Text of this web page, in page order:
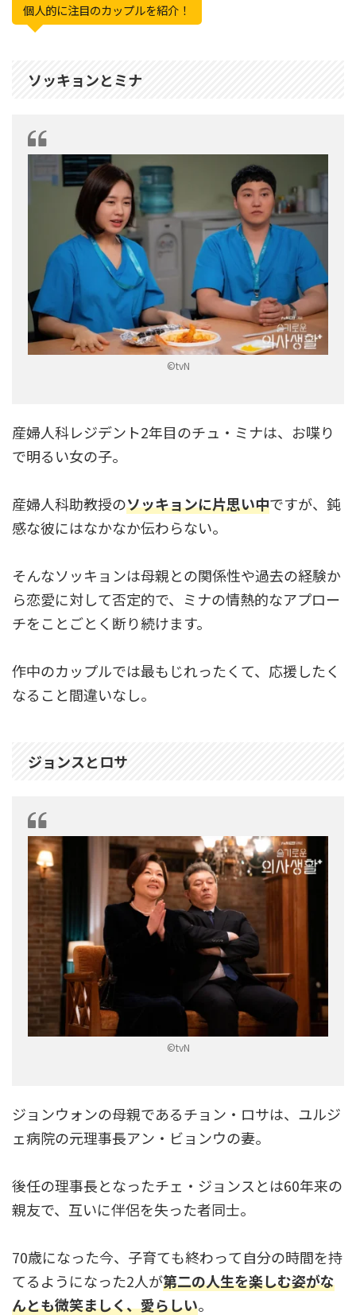
個人的に注目のカップルを紹介！
ソッキョンとミナ
©tvN
産婦人科レジデント2年目のチュ・ミナは、お喋り
で明るい女の子。
産婦人科助教授のソッキョンに片思い中ですが、鈍
感な彼にはなかなか伝わらない。
そんなソッキョンは母親との関係性や過去の経験か
ら恋愛に対して否定的で、ミナの情熱的なアプロー
チをことごとく断り続けます。
作中のカップルでは最もじれったくて、応援したく
なること間違いなし。
ジョンスとロサ
©tvN
ジョンウォンの母親であるチョン・ロサは、ユルジ
ェ病院の元理事長アン・ビョンウの妻。
後任の理事長となったチェ・ジョンスとは60年来の
親友で、互いに伴侶を失った者同士。
70歳になった今、子育ても終わって自分の時間を持
てるようになった2人が第二の人生を楽しむ姿がな
んとも微笑ましく、愛らしい。